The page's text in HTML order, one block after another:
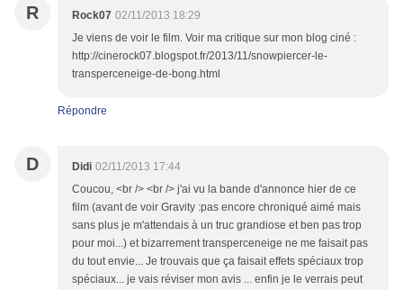
R Rock07 02/11/2013 18:29
Je viens de voir le film. Voir ma critique sur mon blog ciné :
http://cinerock07.blogspot.fr/2013/11/snowpiercer-le-
transperceneige-de-bong.html
Répondre
D Didi 02/11/2013 17:44
Coucou, <br /> <br /> j'ai vu la bande d'annonce hier de ce
film (avant de voir Gravity :pas encore chroniqué aimé mais
sans plus je m'attendais à un truc grandiose et ben pas trop
pour moi...) et bizarrement transperceneige ne me faisait pas
du tout envie... Je trouvais que ça faisait effets spéciaux trop
spéciaux... je vais réviser mon avis ... enfin je le verrais peut